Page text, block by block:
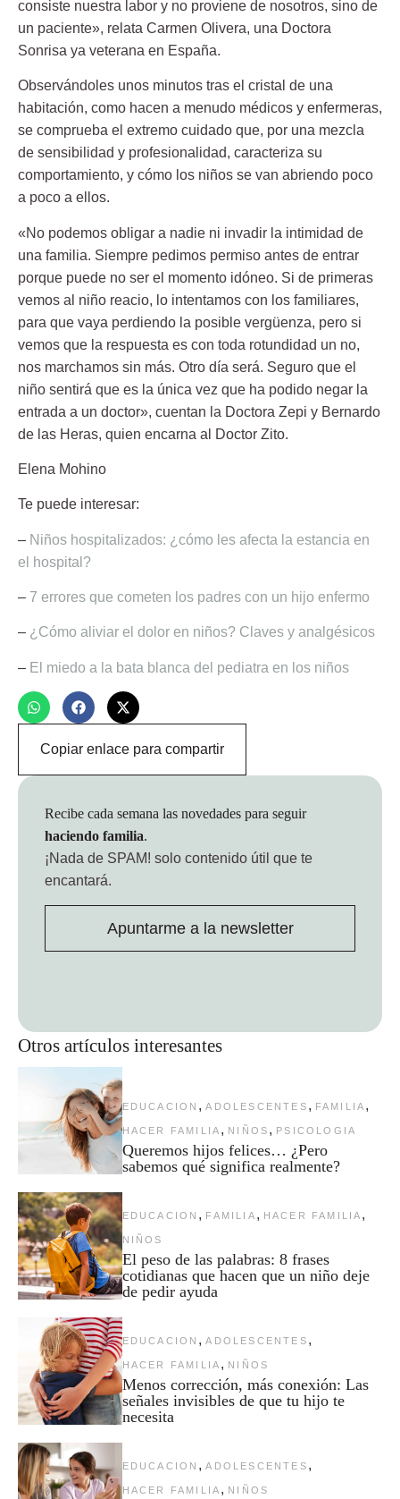
consiste nuestra labor y no proviene de nosotros, sino de
un paciente», relata Carmen Olivera, una Doctora
Sonrisa ya veterana en España.
Observándoles unos minutos tras el cristal de una
habitación, como hacen a menudo médicos y enfermeras,
se comprueba el extremo cuidado que, por una mezcla
de sensibilidad y profesionalidad, caracteriza su
comportamiento, y cómo los niños se van abriendo poco
a poco a ellos.
«No podemos obligar a nadie ni invadir la intimidad de
una familia. Siempre pedimos permiso antes de entrar
porque puede no ser el momento idóneo. Si de primeras
vemos al niño reacio, lo intentamos con los familiares,
para que vaya perdiendo la posible vergüenza, pero si
vemos que la respuesta es con toda rotundidad un no,
nos marchamos sin más. Otro día será. Seguro que el
niño sentirá que es la única vez que ha podido negar la
entrada a un doctor», cuentan la Doctora Zepi y Bernardo
de las Heras, quien encarna al Doctor Zito.
Elena Mohino
Te puede interesar:
– Niños hospitalizados: ¿cómo les afecta la estancia en
el hospital?
– 7 errores que cometen los padres con un hijo enfermo
– ¿Cómo aliviar el dolor en niños? Claves y analgésicos
– El miedo a la bata blanca del pediatra en los niños
Copiar enlace para compartir
Otros artículos interesantes
EDUCACION , ADOLESCENTES , FAMILIA ,
HACER FAMILIA , NIÑOS , PSICOLOGIA
Queremos hijos felices… ¿Pero
sabemos qué significa realmente?
EDUCACION , FAMILIA , HACER FAMILIA ,
NIÑOS
El peso de las palabras: 8 frases
cotidianas que hacen que un niño deje
de pedir ayuda
EDUCACION , ADOLESCENTES ,
HACER FAMILIA , NIÑOS
Menos corrección, más conexión: Las
señales invisibles de que tu hijo te
necesita
EDUCACION , ADOLESCENTES ,
HACER FAMILIA , NIÑOS
Recibe cada semana las novedades para seguir
haciendo familia.
¡Nada de SPAM! solo contenido útil que te
encantará.
Apuntarme a la newsletter